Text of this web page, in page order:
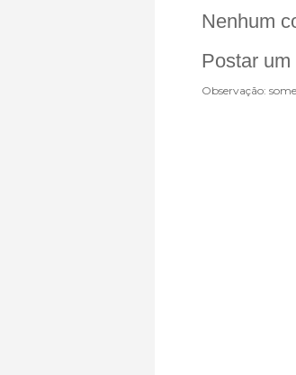
Nenhum
Postar
Observação: